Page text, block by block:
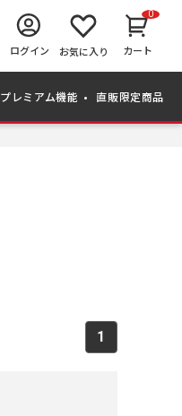
ログイン お気に入り
0
カート
プレミアム機能 直販限定商品
1